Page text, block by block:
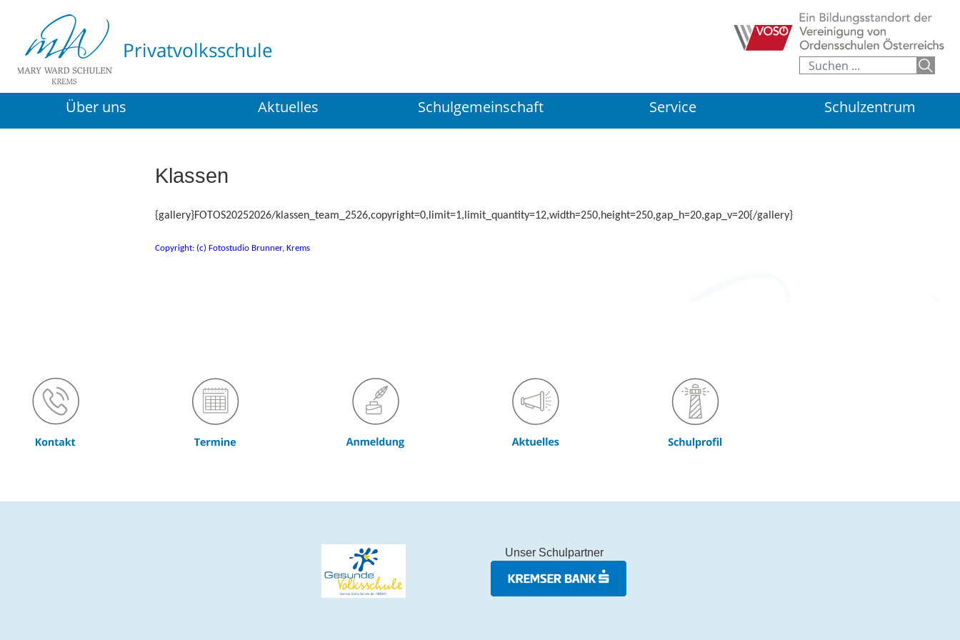
Über uns Aktuelles Schulgemeinschaft Service Schulzentrum
Klassen
{gallery}FOTOS20252026/klassen_team_2526,copyright=0,limit=1,limit_quantity=12,width=250,height=250,gap_h=20,gap_v=20{/gallery}
Copyright: (c) Fotostudio Brunner, Krems
Unser Schulpartner